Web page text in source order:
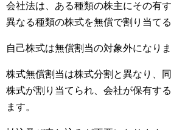
会社法は、ある種類の株主にその有
異なる種類の株式を無償で割り当て
自己株式は無償割当の対象外になりま
株式無償割当は株式分割と異なり、
株式が割り当てられ、会社が保有す
ます。